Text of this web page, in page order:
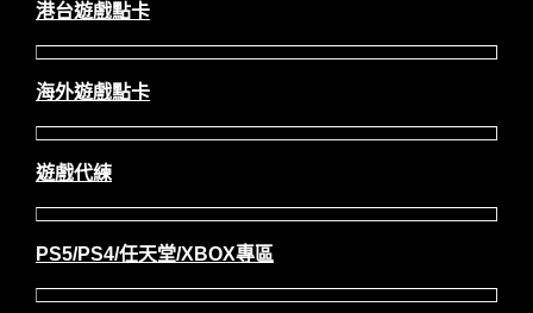
港台遊戲點卡
海外遊戲點卡
遊戲代練
PS5/PS4/任天堂/XBOX專區